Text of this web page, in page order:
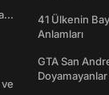
ve
41 Ülkenin
Anlamları
GTA San